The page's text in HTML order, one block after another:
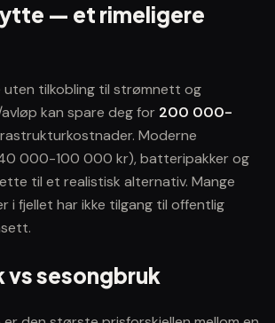
— et rimeligere
tilkobling til strømnett og
kan spare deg for 200 000-
Moderne
000-100 000 kr), batteripakker og
til et realistisk alternativ. Mange
i fjellet har ikke tilgang til offentlig
vs sesongbruk